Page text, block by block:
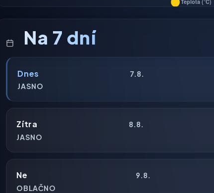
Na 7 dní
Dnes
7.8.
JASNO
Zítra
8.8.
JASNO
Ne
9.8.
OBLAČNO